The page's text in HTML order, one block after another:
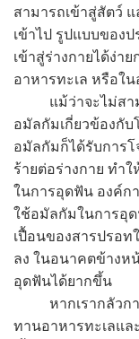
สามารถเข้าสู่สัตว์
เข้าไป รูปแบบของ
เข้าสู่ร่างกายได้ง่า
อาหารทะเล หรือใ
แม้ว่าจะไม่สามา
อมัลกัมเกี่ยวข้องกับ
อมัลกัมก็ได้รับการ
ร้ายต่อร่างกาย ทำ
ในการอุดฟัน องค์ก
ใช้อมัลกัมในการอุด
เปื้อนของสารปรอท
ลง ในอนาคตข้างห
อุดฟันได้ยากขึ้น
หากเรากลัวการ
ทานอาหารทะเลแ